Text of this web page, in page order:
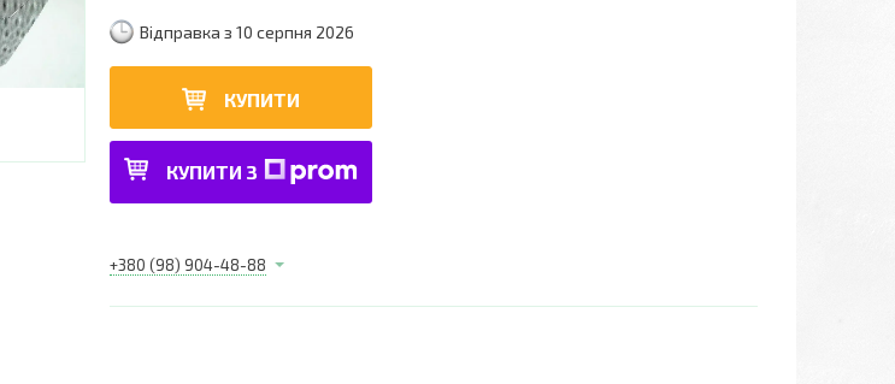
Відправка з 10 серпня 2026
КУПИТИ
КУПИТИ З
+380 (98) 904-48-88